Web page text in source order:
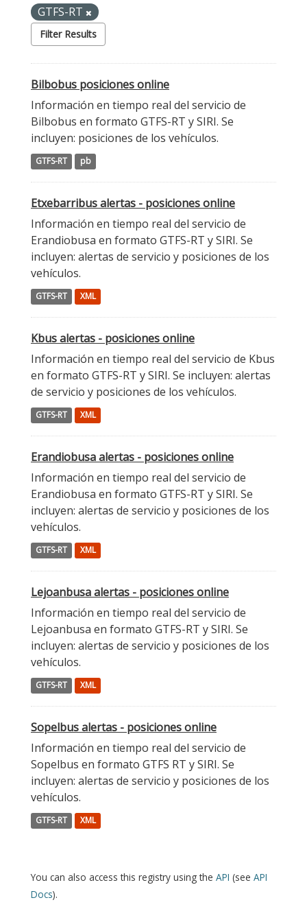
GTFS-RT
Filter Results
Bilbobus posiciones online
Información en tiempo real del servicio de
Bilbobus en formato GTFS-RT y SIRI. Se
incluyen: posiciones de los vehículos.
GTFS-RT pb
Etxebarribus alertas - posiciones online
Información en tiempo real del servicio de
Erandiobusa en formato GTFS-RT y SIRI. Se
incluyen: alertas de servicio y posiciones de los
vehículos.
GTFS-RT XML
Kbus alertas - posiciones online
Información en tiempo real del servicio de Kbus
en formato GTFS-RT y SIRI. Se incluyen: alertas
de servicio y posiciones de los vehículos.
GTFS-RT XML
Erandiobusa alertas - posiciones online
Información en tiempo real del servicio de
Erandiobusa en formato GTFS-RT y SIRI. Se
incluyen: alertas de servicio y posiciones de los
vehículos.
GTFS-RT XML
Lejoanbusa alertas - posiciones online
Información en tiempo real del servicio de
Lejoanbusa en formato GTFS-RT y SIRI. Se
incluyen: alertas de servicio y posiciones de los
vehículos.
GTFS-RT XML
Sopelbus alertas - posiciones online
Información en tiempo real del servicio de
Sopelbus en formato GTFS RT y SIRI. Se
incluyen: alertas de servicio y posiciones de los
vehículos.
GTFS-RT XML
You can also access this registry using the API (see API
Docs).